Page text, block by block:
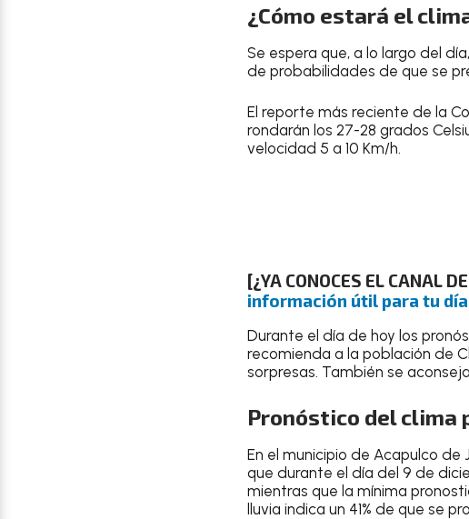
¿Cómo estará el
Se espera que, a lo largo del
de probabilidades de que se
El reporte más reciente de la
rondarán los 27-28 grados
velocidad 5 a 10 Km/h.
[¿YA CONOCES EL CANAL
información útil para tu día
Durante el día de hoy los
recomienda a la población de
sorpresas. También se
Pronóstico del clima
En el municipio de Acapulco de
que durante el día del 9 de
mientras que la mínima
lluvia indica un 41% de que se